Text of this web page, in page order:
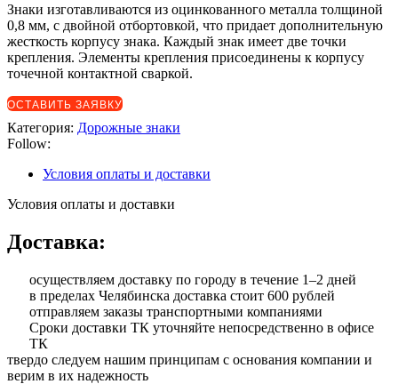
Знаки изготавливаются из оцинкованного металла толщиной
0,8 мм, с двойной отбортовкой, что придает дополнительную
жесткость корпусу знака. Каждый знак имеет две точки
крепления. Элементы крепления присоединены к корпусу
точечной контактной сваркой.
ОСТАВИТЬ ЗАЯВКУ
Категория: Дорожные знаки
Follow:
Условия оплаты и доставки
Условия оплаты и доставки
Доставка:
осуществляем доставку по городу в течение 1–2 дней
в пределах Челябинска доставка стоит 600 рублей
отправляем заказы транспортными компаниями
Сроки доставки ТК уточняйте непосредственно в офисе
ТК
твердо следуем нашим принципам с основания компании и
верим в их надежность